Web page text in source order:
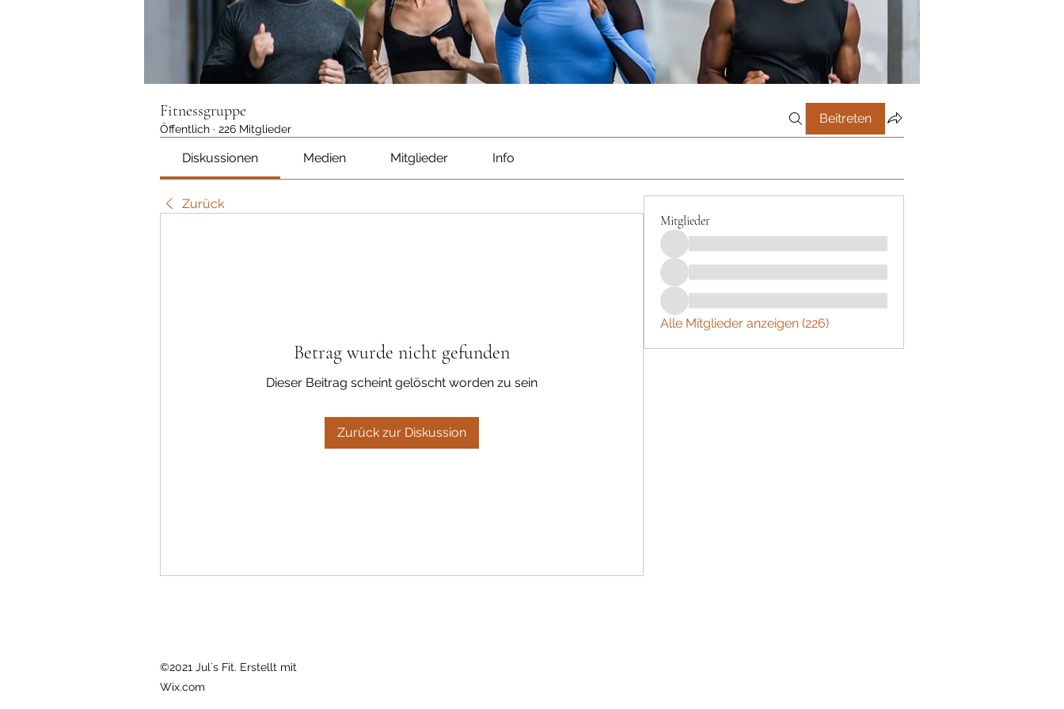
Fitnessgruppe
Öffentlich · 226 Mitglieder
Beitreten
Diskussionen Medien Mitglieder Info
Zurück
Betrag wurde nicht gefunden
Dieser Beitrag scheint gelöscht worden zu sein
Zurück zur Diskussion
Mitglieder
Alle Mitglieder anzeigen (226)
©2021 Jul`s Fit. Erstellt mit
Wix.com